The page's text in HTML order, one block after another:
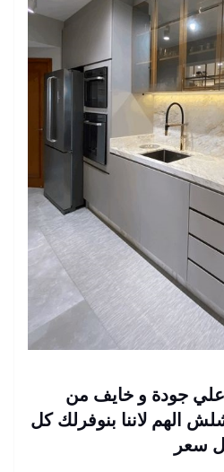
جودة و خايف من
الهم لاننا بنوفرلك كل
سعر